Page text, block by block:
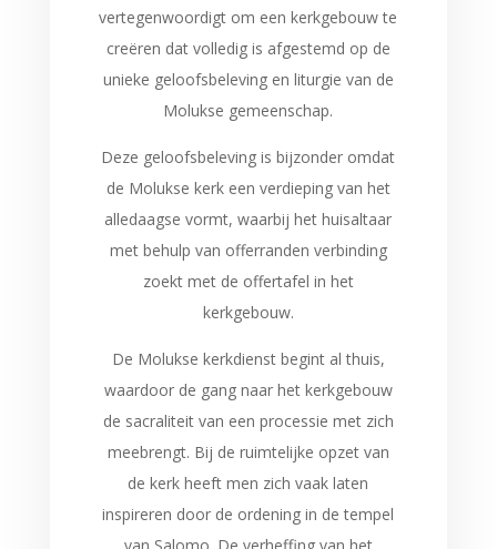
vertegenwoordigt om een kerkgebouw te
creëren dat volledig is afgestemd op de
unieke geloofsbeleving en liturgie van de
Molukse gemeenschap.
Deze geloofsbeleving is bijzonder omdat
de Molukse kerk een verdieping van het
alledaagse vormt, waarbij het huisaltaar
met behulp van offerranden verbinding
zoekt met de offertafel in het
kerkgebouw.
De Molukse kerkdienst begint al thuis,
waardoor de gang naar het kerkgebouw
de sacraliteit van een processie met zich
meebrengt. Bij de ruimtelijke opzet van
de kerk heeft men zich vaak laten
inspireren door de ordening in de tempel